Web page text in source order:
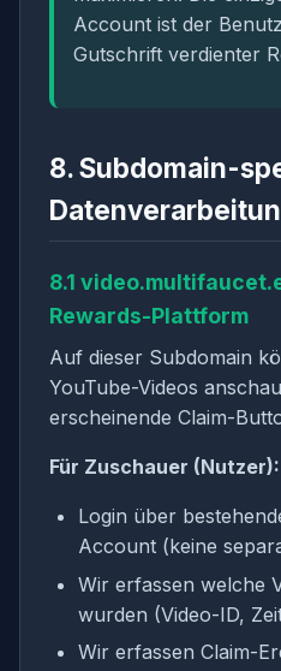
Account ist der
Gutschrift verdienter
8. Subdomain-
8.1
Rewards-Plattform
Auf dieser Subdomain
YouTube-Videos
erscheinende Claim-
Für Zuschauer (Nutzer):
Login über
Account (keine
Wir erfassen welche
wurden (Video-ID,
Wir erfassen Claim-